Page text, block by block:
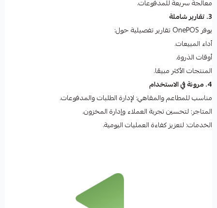
معالجة سريعة للمدفوعات.
3. تقارير شاملة
يوفر OnePOS تقارير تفصيلية حول:
أداء المبيعات.
أوقات الذروة.
المنتجات الأكثر مبيعًا.
4. مرونة في الاستخدام
مناسب للمطاعم والمقاهي: لإدارة الطلبات والمدفوعات.
المتاجر: لتحسين تجربة العملاء وإدارة المخزون.
الخدمات: لتعزيز كفاءة العمليات اليومية.